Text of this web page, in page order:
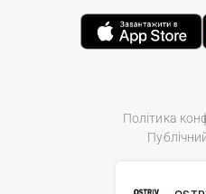
Політика